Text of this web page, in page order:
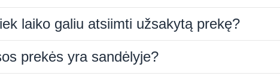
laiko galiu atsiimti užsakytą prekę?
prekės yra sandėlyje?